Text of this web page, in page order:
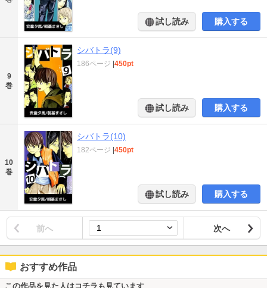
試し読み 購入する
9
巻
シバトラ(9)
186ページ |450pt
試し読み 購入する
10
巻
シバトラ(10)
182ページ |450pt
試し読み 購入する
前へ 次へ
おすすめ作品
この作品を見た人はコチラも見ています